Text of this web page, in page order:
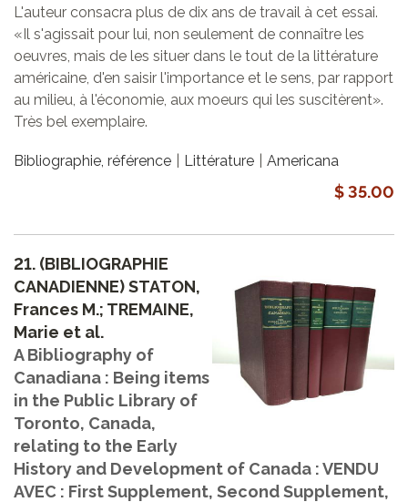
L'auteur consacra plus de dix ans de travail à cet essai.
«Il s'agissait pour lui, non seulement de connaître les
oeuvres, mais de les situer dans le tout de la littérature
américaine, d'en saisir l'importance et le sens, par rapport
au milieu, à l'économie, aux moeurs qui les suscitèrent».
Très bel exemplaire.
Bibliographie, référence Littérature Americana
$ 35.00
21. (BIBLIOGRAPHIE
CANADIENNE) STATON,
Frances M.; TREMAINE,
Marie et al.
A Bibliography of
Canadiana : Being items
in the Public Library of
Toronto, Canada,
relating to the Early
History and Development of Canada : VENDU
AVEC : First Supplement, Second Supplement,